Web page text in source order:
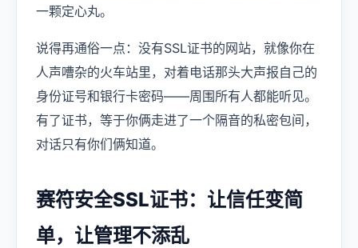
一颗定心丸。
说得再通俗一点：没有SSL证书的网站，就像你在
人声嘈杂的火车站里，对着电话那头大声报自己的
身份证号和银行卡密码——周围所有人都能听见。
有了证书，等于你俩走进了一个隔音的私密包间，
对话只有你们俩知道。
赛符安全SSL证书：让信任变简
单，让管理不添乱